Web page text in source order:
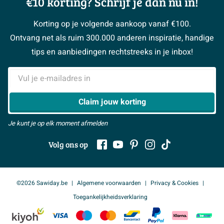
Garantie / klachten
Reviewbeleid
> Naar de klantenservice
Klustips
Klusadvies
> Alle adviesmogelijkheden
Magazine
#MySawiday
> Naar inspiratie
Vacatures
Sawiday PRO
BeCommerce
Samenwerken
> Alles over showrooms
Korting op je volgende aankoop vanaf €100.
Ontvang net als ruim 300.000 anderen inspiratie, handige
tips en aanbiedingen rechtstreeks in je inbox!
E-mailadres
Claim jouw korting
Je kunt je op elk moment afmelden
Volg ons op
©2026 Sawiday.be Algemene voorwaarden
Privacy & Cookies
Toegankelijkheidsverklaring